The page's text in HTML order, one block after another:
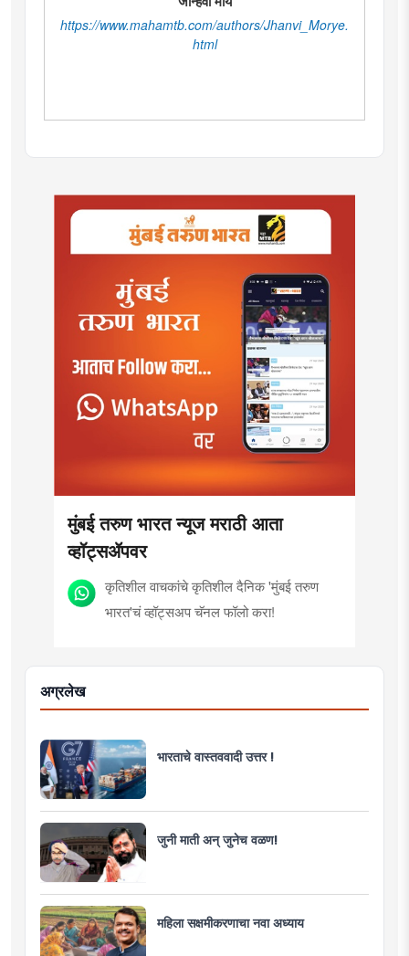
https://www.mahamtb.com/authors/Jhanvi_Morye.
html
मुंबई तरुण भारत न्यूज मराठी आता
व्हॉट्सॲपवर
कृतिशील वाचकांचे कृतिशील दैनिक 'मुंबई तरुण
भारत'चं व्हॉट्सअप चॅनल फॉलो करा!
अग्रलेख
भारताचे वास्तववादी उत्तर !
जुनी माती अन् जुनेच वळण!
महिला सक्षमीकरणाचा नवा अध्याय